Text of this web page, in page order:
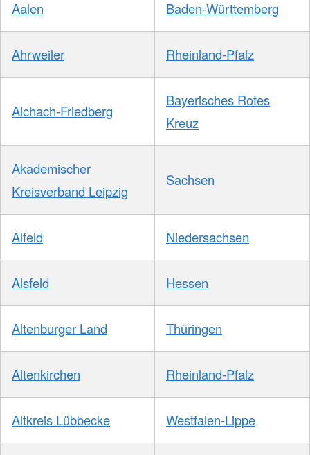
Aalen Baden-Württemberg
Ahrweiler Rheinland-Pfalz
Aichach-Friedberg
Bayerisches Rotes
Kreuz
Akademischer
Kreisverband Leipzig
Sachsen
Alfeld Niedersachsen
Alsfeld Hessen
Altenburger Land Thüringen
Altenkirchen Rheinland-Pfalz
Altkreis Lübbecke Westfalen-Lippe